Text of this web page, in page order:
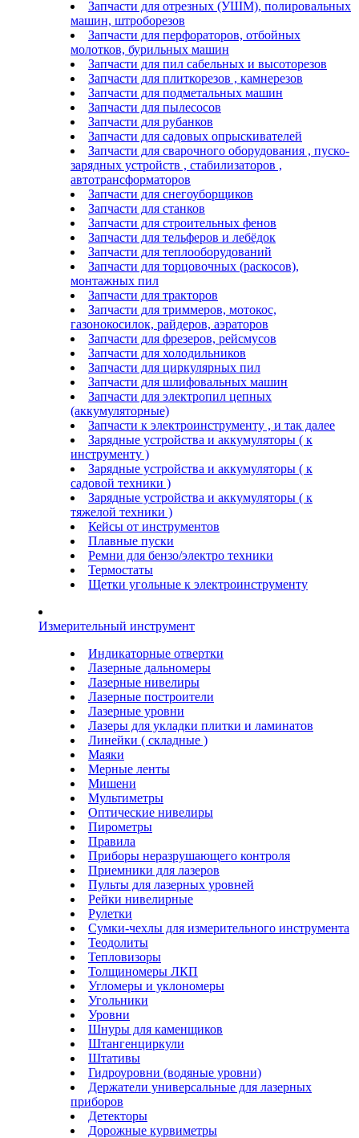
Запчасти для отрезных (УШМ), полировальных
машин, штроборезов
Запчасти для перфораторов, отбойных
молотков, бурильных машин
Запчасти для пил сабельных и высоторезов
Запчасти для плиткорезов , камнерезов
Запчасти для подметальных машин
Запчасти для пылесосов
Запчасти для рубанков
Запчасти для садовых опрыскивателей
Запчасти для сварочного оборудования , пуско-
зарядных устройств , стабилизаторов ,
автотрансформаторов
Запчасти для снегоуборщиков
Запчасти для станков
Запчасти для строительных фенов
Запчасти для тельферов и лебёдок
Запчасти для теплооборудований
Запчасти для торцовочных (раскосов),
монтажных пил
Запчасти для тракторов
Запчасти для триммеров, мотокос,
газонокосилок, райдеров, аэраторов
Запчасти для фрезеров, рейсмусов
Запчасти для холодильников
Запчасти для циркулярных пил
Запчасти для шлифовальных машин
Запчасти для электропил цепных
(аккумуляторные)
Запчасти к электроинструменту , и так далее
Зарядные устройства и аккумуляторы ( к
инструменту )
Зарядные устройства и аккумуляторы ( к
садовой техники )
Зарядные устройства и аккумуляторы ( к
тяжелой техники )
Кейсы от инструментов
Плавные пуски
Ремни для бензо/электро техники
Термостаты
Щетки угольные к электроинструменту
Измерительный инструмент
Индикаторные отвертки
Лазерные дальномеры
Лазерные нивелиры
Лазерные построители
Лазерные уровни
Лазеры для укладки плитки и ламинатов
Линейки ( складные )
Маяки
Мерные ленты
Мишени
Мультиметры
Оптические нивелиры
Пирометры
Правила
Приборы неразрушающего контроля
Приемники для лазеров
Пульты для лазерных уровней
Рейки нивелирные
Рулетки
Сумки-чехлы для измерительного инструмента
Теодолиты
Тепловизоры
Толщиномеры ЛКП
Угломеры и уклономеры
Угольники
Уровни
Шнуры для каменщиков
Штангенциркули
Штативы
Гидроуровни (водяные уровни)
Держатели универсальные для лазерных
приборов
Детекторы
Дорожные курвиметры